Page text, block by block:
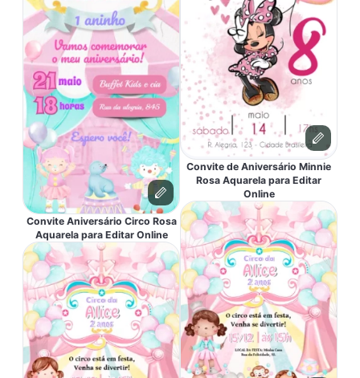
Convite Aniversário Circo Rosa
Aquarela para Editar Online
Convite de Aniversário Minnie
Rosa Aquarela para Editar
Online